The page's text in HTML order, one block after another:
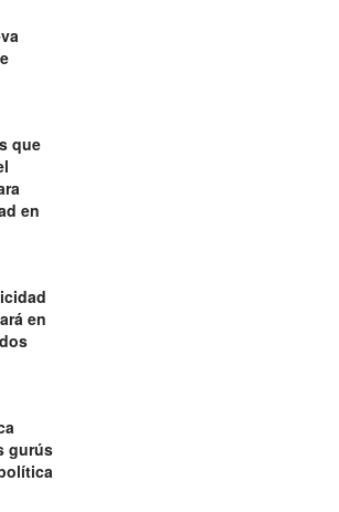
que
en
en
gurús